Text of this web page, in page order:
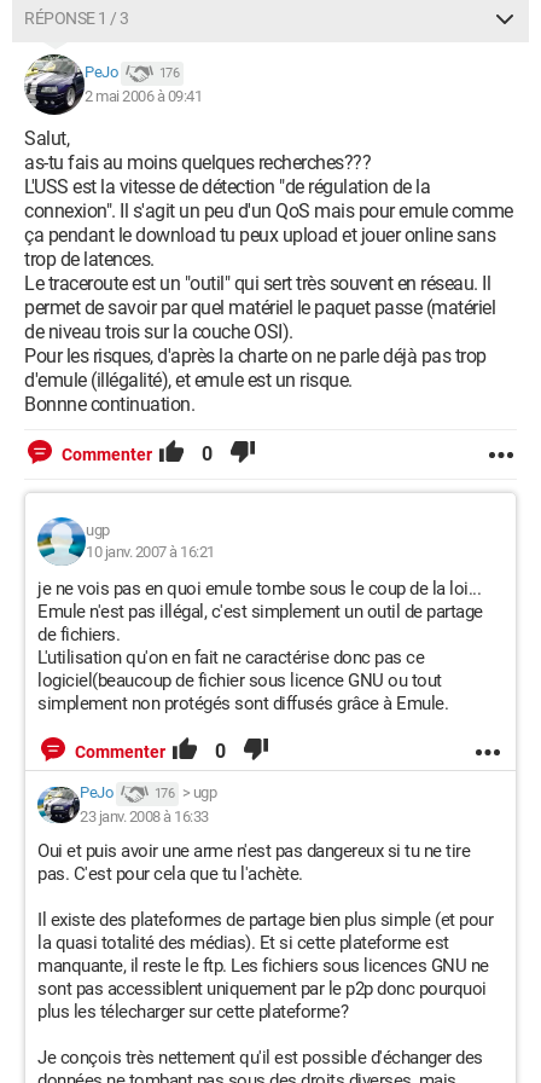
RÉPONSE 1 / 3
PeJo 176
2 mai 2006 à 09:41
Salut,
as-tu fais au moins quelques recherches???
L'USS est la vitesse de détection "de régulation de la
connexion". Il s'agit un peu d'un QoS mais pour emule comme
ça pendant le download tu peux upload et jouer online sans
trop de latences.
Le traceroute est un "outil" qui sert très souvent en réseau. Il
permet de savoir par quel matériel le paquet passe (matériel
de niveau trois sur la couche OSI).
Pour les risques, d'après la charte on ne parle déjà pas trop
d'emule (illégalité), et emule est un risque.
Bonnne continuation.
Commenter 0
ugp
10 janv. 2007 à 16:21
je ne vois pas en quoi emule tombe sous le coup de la loi...
Emule n'est pas illégal, c'est simplement un outil de partage
de fichiers.
L'utilisation qu'on en fait ne caractérise donc pas ce
logiciel(beaucoup de fichier sous licence GNU ou tout
simplement non protégés sont diffusés grâce à Emule.
Commenter 0
PeJo 176 > ugp
23 janv. 2008 à 16:33
Oui et puis avoir une arme n'est pas dangereux si tu ne tire
pas. C'est pour cela que tu l'achète.
Il existe des plateformes de partage bien plus simple (et pour
la quasi totalité des médias). Et si cette plateforme est
manquante, il reste le ftp. Les fichiers sous licences GNU ne
sont pas accessiblent uniquement par le p2p donc pourquoi
plus les télecharger sur cette plateforme?
Je conçois très nettement qu'il est possible d'échanger des